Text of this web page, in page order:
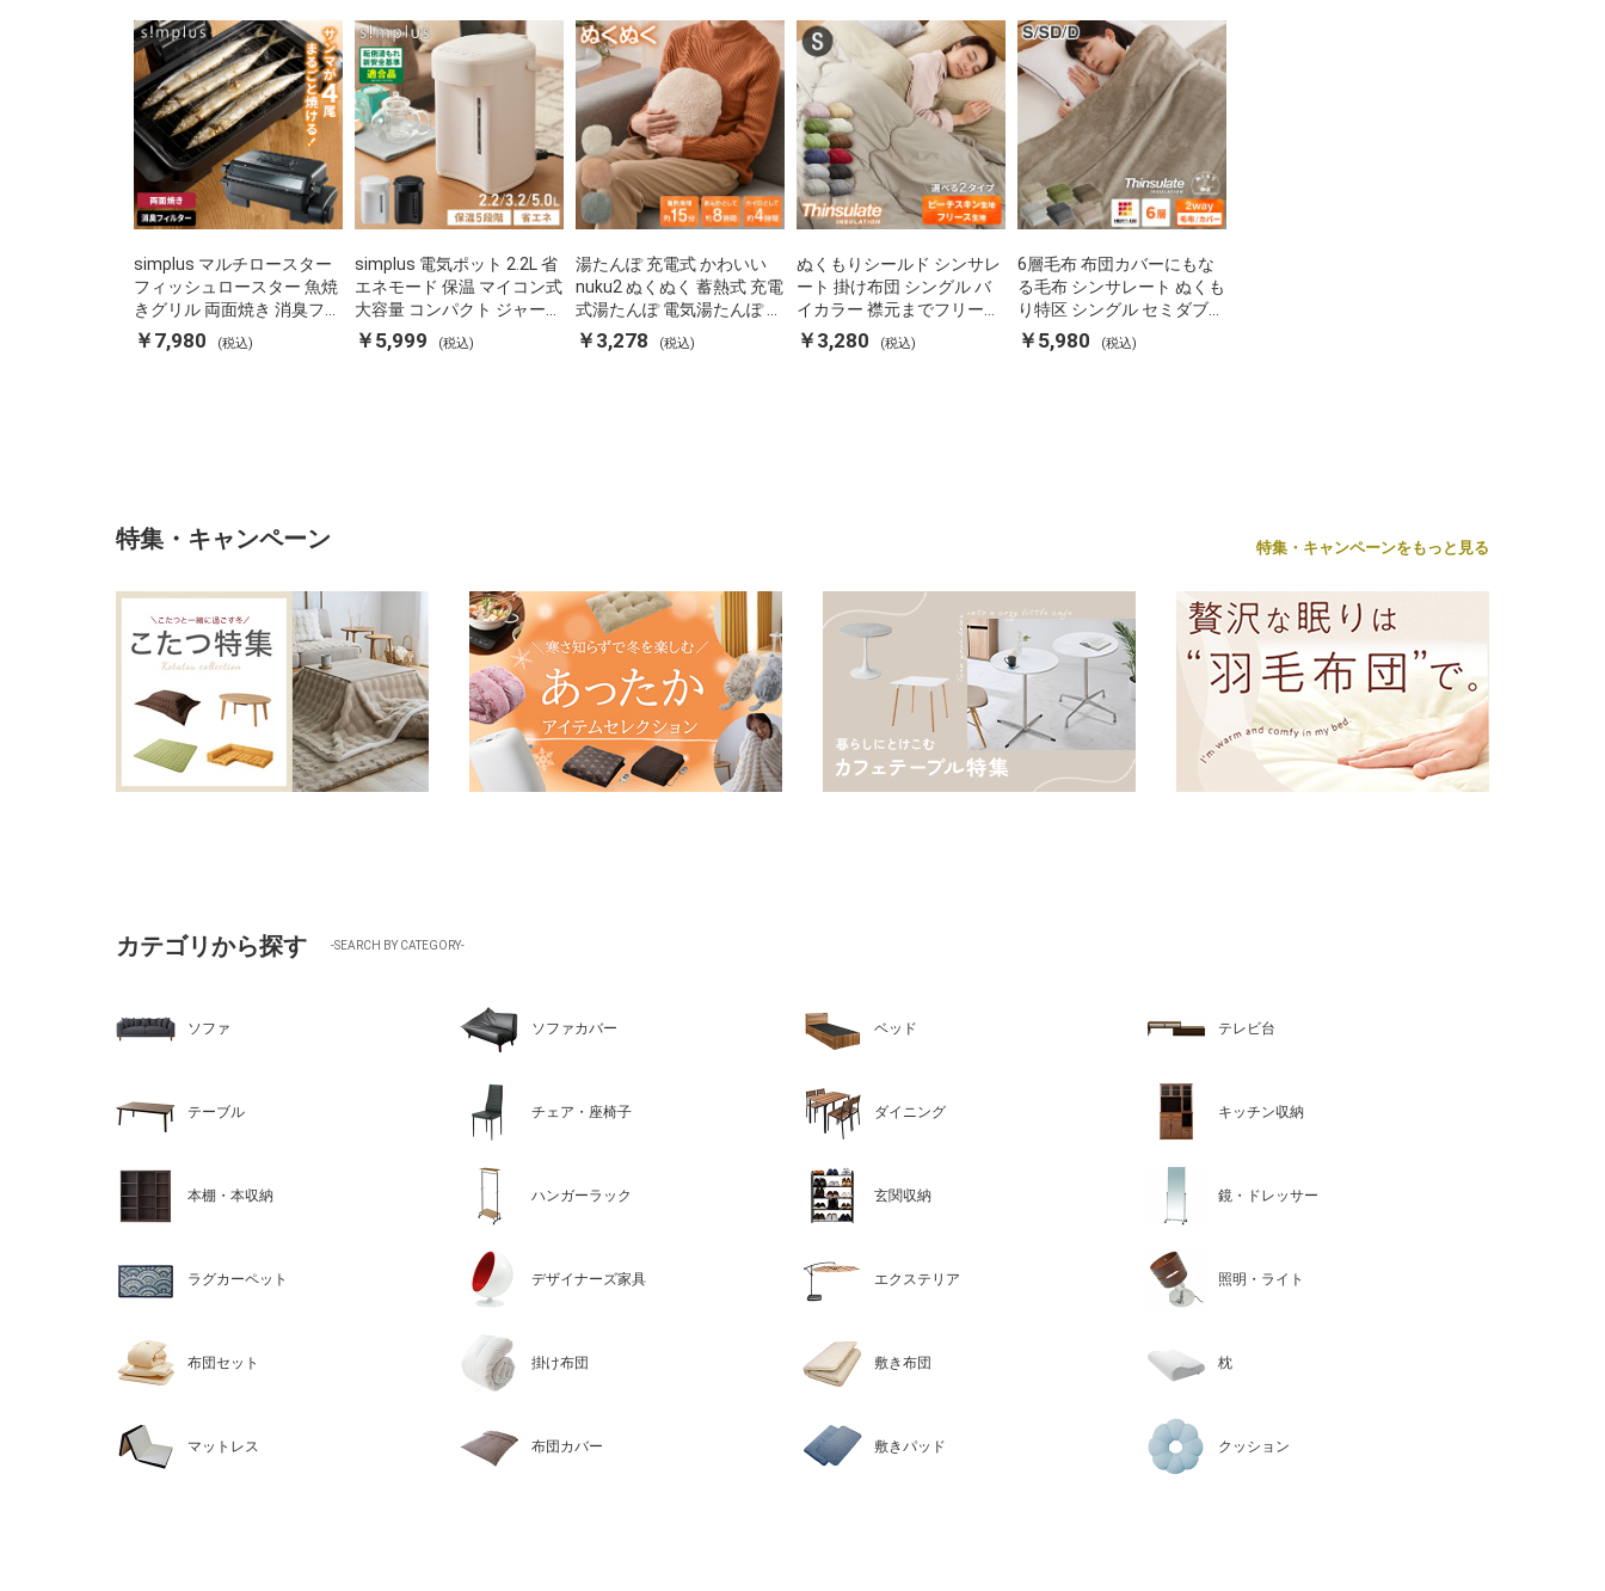
simplus マルチロースター
フィッシュロースター 魚焼
きグリル 両面焼き 消臭フィ
ルター 焼き魚 両面ヒーター
タイマー付き SP-FRS01 マ
￥7,980 (税込)
simplus 電気ポット 2.2L 省
エネモード 保温 マイコン式
大容量 コンパクト ジャーポ
ット ポット カルキ抜き 空
焚き防止 温度調節 軽量 SP-
￥5,999 (税込)
湯たんぽ 充電式 かわいい
nuku2 ぬくぬく 蓄熱式 充電
式湯たんぽ 電気湯たんぽ コ
ードレス湯たんぽ エコ 節電
節約 省エネ 充電式エコ電気
￥3,278 (税込)
ぬくもりシールド シンサレ
ート 掛け布団 シングル バ
イカラー 襟元までフリース
カバーなしで使える 軽い 丸
洗い 断熱 保温 抗菌防臭 洗
￥3,280 (税込)
6層毛布 布団カバーにもな
る毛布 シンサレート ぬくも
り特区 シングル セミダブル
ダブル ブランケット 掛け布
団カバー フランネル 保温
￥5,980 (税込)
特集・キャンペーン 特集・キャンペーンをもっと見る
カテゴリから探す -SEARCH BY CATEGORY-
ソファ ソファカバー ベッド テレビ台
テーブル チェア・座椅子 ダイニング キッチン収納
本棚・本収納 ハンガーラック 玄関収納 鏡・ドレッサー
ラグカーペット デザイナーズ家具 エクステリア 照明・ライト
布団セット 掛け布団 敷き布団 枕
マットレス 布団カバー 敷きパッド クッション